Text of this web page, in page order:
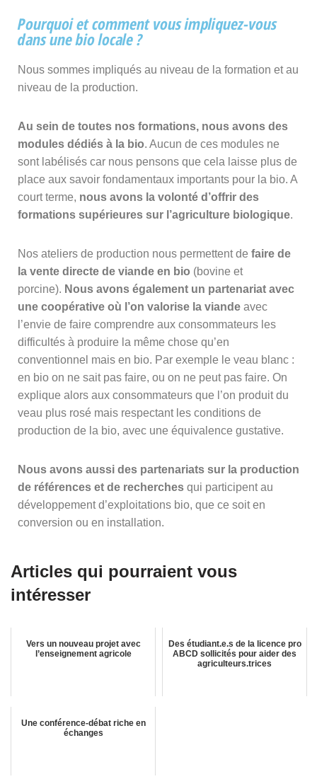
Pourquoi et comment vous impliquez-vous
dans une bio locale ?
Nous sommes impliqués au niveau de la formation et au
niveau de la production.
Au sein de toutes nos formations, nous avons des
modules dédiés à la bio. Aucun de ces modules ne
sont labélisés car nous pensons que cela laisse plus de
place aux savoir fondamentaux importants pour la bio. A
court terme, nous avons la volonté d’offrir des
formations supérieures sur l’agriculture biologique.
Nos ateliers de production nous permettent de faire de
la vente directe de viande en bio (bovine et
porcine). Nous avons également un partenariat avec
une coopérative où l’on valorise la viande avec
l’envie de faire comprendre aux consommateurs les
difficultés à produire la même chose qu’en
conventionnel mais en bio. Par exemple le veau blanc :
en bio on ne sait pas faire, ou on ne peut pas faire. On
explique alors aux consommateurs que l’on produit du
veau plus rosé mais respectant les conditions de
production de la bio, avec une équivalence gustative.
Nous avons aussi des partenariats sur la production
de références et de recherches qui participent au
développement d’exploitations bio, que ce soit en
conversion ou en installation.
Articles qui pourraient vous
intéresser
Vers un nouveau projet avec
l’enseignement agricole
Des étudiant.e.s de la licence pro
ABCD sollicités pour aider des
agriculteurs.trices
Une conférence-débat riche en
échanges